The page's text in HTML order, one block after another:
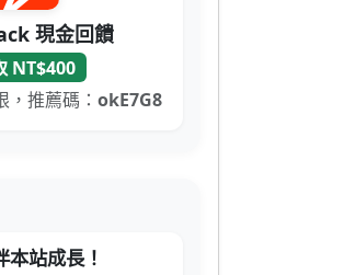
現金回饋
NT$400
，推薦碼： okE7G8
站成長！